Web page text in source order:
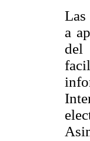
Las
a
del